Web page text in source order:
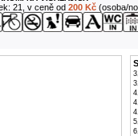
21, v ceně od 200 Kč(osoba/